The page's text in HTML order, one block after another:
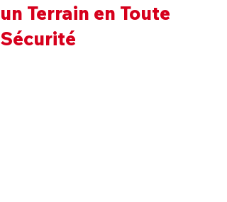
un Terrain en Toute
Sécurité